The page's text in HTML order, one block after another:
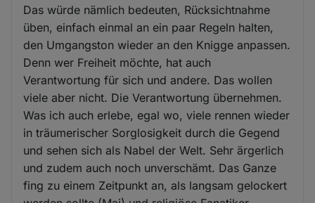
Das würde nämlich bedeuten, Rücksichtnahme
üben, einfach einmal an ein paar Regeln halten,
den Umgangston wieder an den Knigge anpassen.
Denn wer Freiheit möchte, hat auch
Verantwortung für sich und andere. Das wollen
viele aber nicht. Die Verantwortung übernehmen.
Was ich auch erlebe, egal wo, viele rennen wieder
in träumerischer Sorglosigkeit durch die Gegend
und sehen sich als Nabel der Welt. Sehr ärgerlich
und zudem auch noch unverschämt. Das Ganze
fing zu einem Zeitpunkt an, als langsam gelockert